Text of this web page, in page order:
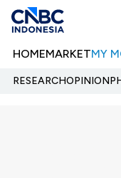
HOMEMARKETMY
RESEARCHOPINION